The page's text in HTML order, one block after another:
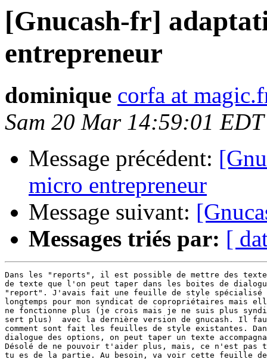
[Gnucash-fr]
entrepreneur
dominique corfa at
Sam 20 Mar 14:59:01
Message précédent:
micro entrepreneur
Message suivant:
Messages triés par: [
Dans les "reports", il est possible de mettre des
de texte que l'on peut taper dans les boites de
"report". J'avais fait une feuille de style
longtemps pour mon syndicat de copropriétaires mais
ne fonctionne plus (je crois mais je ne suis plus
sert plus)  avec la dernière version de gnucash. Il
comment sont fait les feuilles de style existantes.
dialogue des options, on peut taper un texte
Désolé de ne pouvoir t'aider plus, mais, ce n'est pas